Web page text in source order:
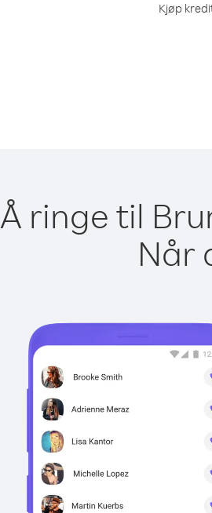
Kjøp
Å ringe til
Når